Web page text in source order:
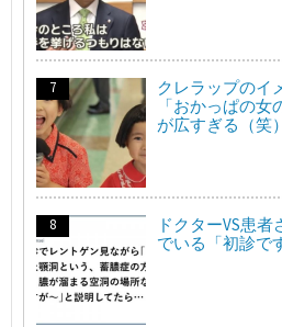
クレラップのイ
「おかっぱの
が広すぎる（笑）
ドクターVS患
でいる「初診で